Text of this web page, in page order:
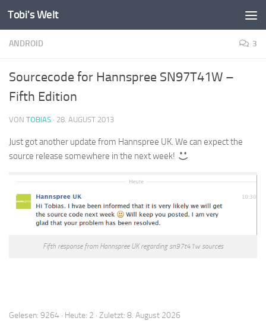
Zum Inhalt springen
Tobi's Welt
ANDROID 3
Sourcecode for Hannspree SN97T41W –
Fifth Edition
VON TOBIAS · 28. AUGUST 2013
Just got another update from Hannspree UK. We can expect the
source release somewhere in the next week!
Fifth response from Hannspree UK regarding sn97t41w sources
Gelesen: 9264 · Heute: 2 · Zuletzt: 8. August 2026